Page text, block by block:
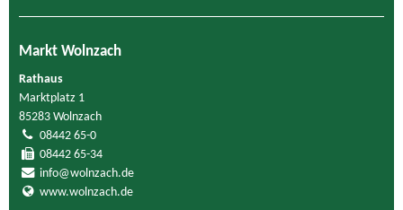
Markt Wolnzach
Rathaus
Marktplatz 1
85283 Wolnzach
08442 65-0
08442 65-34
info@wolnzach.de
www.wolnzach.de